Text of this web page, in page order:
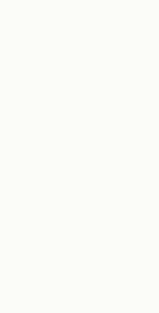
Accueil
Accueil Vélo
cyclistes en